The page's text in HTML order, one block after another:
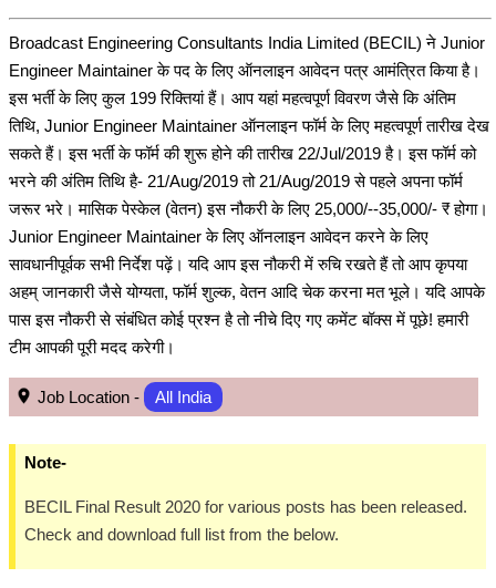
Broadcast Engineering Consultants India Limited (BECIL) ने Junior
Engineer Maintainer के पद के लिए ऑनलाइन आवेदन पत्र आमंत्रित किया है।
इस भर्ती के लिए कुल 199 रिक्तियां हैं। आप यहां महत्वपूर्ण विवरण जैसे कि अंतिम
तिथि, Junior Engineer Maintainer ऑनलाइन फॉर्म के लिए महत्वपूर्ण तारीख देख
सकते हैं। इस भर्ती के फॉर्म की शुरू होने की तारीख 22/Jul/2019 है। इस फॉर्म को
भरने की अंतिम तिथि है- 21/Aug/2019 तो 21/Aug/2019 से पहले अपना फॉर्म
जरूर भरे। मासिक पेस्केल (वेतन) इस नौकरी के लिए 25,000/--35,000/- ₹ होगा।
Junior Engineer Maintainer के लिए ऑनलाइन आवेदन करने के लिए
सावधानीपूर्वक सभी निर्देश पढ़ें। यदि आप इस नौकरी में रुचि रखते हैं तो आप कृपया
अहम् जानकारी जैसे योग्यता, फॉर्म शुल्क, वेतन आदि चेक करना मत भूले। यदि आपके
पास इस नौकरी से संबंधित कोई प्रश्न है तो नीचे दिए गए कमेंट बॉक्स में पूछे! हमारी
टीम आपकी पूरी मदद करेगी।
Job Location - All India
Note-
BECIL Final Result 2020 for various posts has been released.
Check and download full list from the below.